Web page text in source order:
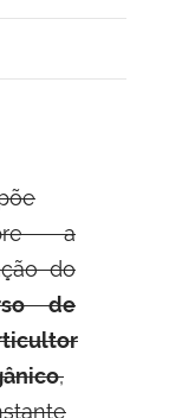
a
do
de
,